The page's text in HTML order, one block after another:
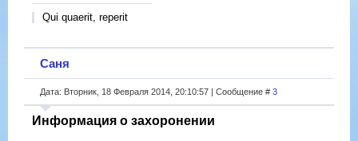
Qui quaerit, reperit
Саня
Дата: Вторник, 18 Февраля 2014, 20:10:57 | Сообщение # 3
Информация о захоронении